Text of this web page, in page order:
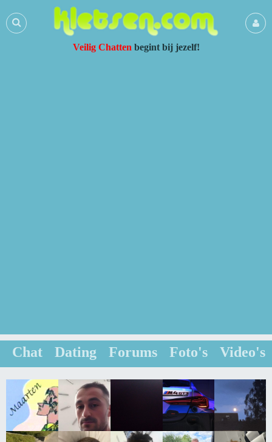
Veilig Chatten begint bij jezelf!
Chat Dating Forums Foto's Video's